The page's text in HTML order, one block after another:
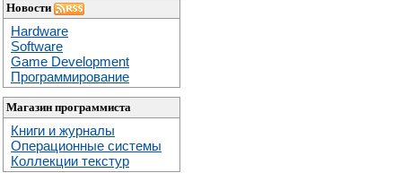
Новости
Hardware
Software
Game Development
Программирование
Магазин программиста
Книги и журналы
Операционные системы
Коллекции текстур